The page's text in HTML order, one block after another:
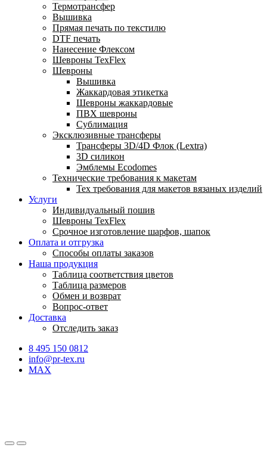
Термотрансфер
Вышивка
Прямая печать по текстилю
DTF печать
Нанесение Флексом
Шевроны TexFlex
Шевроны
Вышивка
Жаккардовая этикетка
Шевроны жаккардовые
ПВХ шевроны
Сублимация
Эксклюзивные трансферы
Трансферы 3D/4D Флок (Lextra)
3D силикон
Эмблемы Ecodomes
Технические требования к макетам
Тех требования для макетов вязаных изделий
Услуги
Индивидуальный пошив
Шевроны TexFlex
Срочное изготовление шарфов, шапок
Оплата и отгрузка
Способы оплаты заказов
Наша продукция
Таблица соответствия цветов
Таблица размеров
Обмен и возврат
Вопрос-ответ
Доставка
Отследить заказ
8 495 150 0812
info@pr-tex.ru
MAX